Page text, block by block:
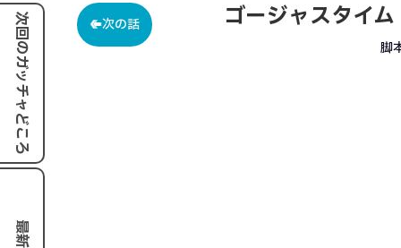
次回のガッチャどころ 次の話 ゴージャスタイ
脚